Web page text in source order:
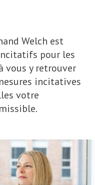
Welch est
pour les
vous y retrouver
incitatives
votre